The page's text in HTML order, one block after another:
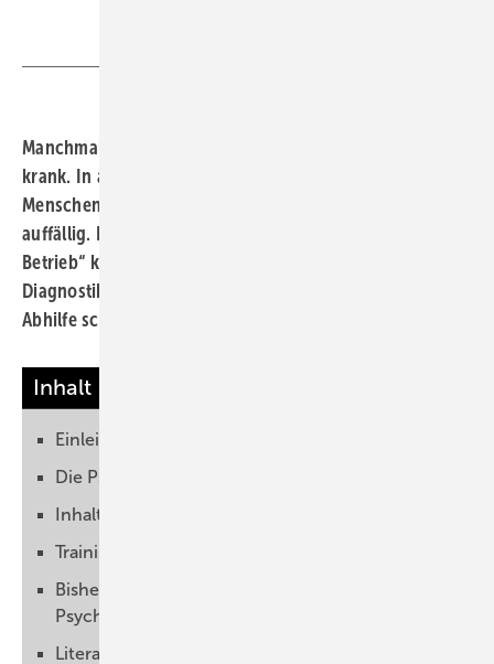
Manchmal machen belastende Arbeitsbedingungen
krank. In anderen Fällen werden psychisch kranke
Menschen am Arbeitsplatz mit ihren Beschwerden
auffällig. Die „Psychosomatische Sprechstunde im
Betrieb“ kann in vielen Fällen durch kompetente
Diagnostik und frühe Weichenstellung niederschwellig
Abhilfe schaffen.
Inhalt
Einleitung
Die Psychosomatische Sprechstunde
Inhalte der Psychosomatischen Sprechstunde
Training für die Werksärzte?
Bisherige Erfahrungen mit der
Psychosomatischen Sprechstunde
Literatur